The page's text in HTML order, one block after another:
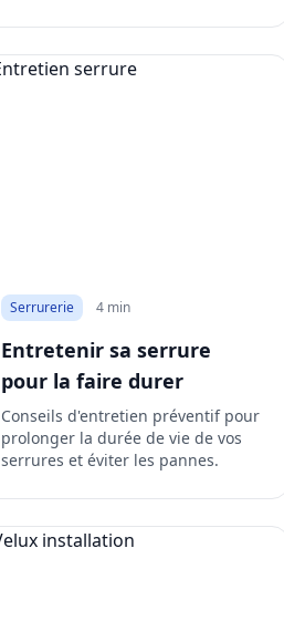
Serrurerie 4 min
Entretenir sa serrure
pour la faire durer
Conseils d'entretien préventif pour
prolonger la durée de vie de vos
serrures et éviter les pannes.